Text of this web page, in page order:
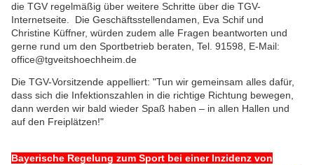
die TGV regelmäßig über weitere Schritte über die TGV-
Internetseite. Die Geschäftsstellendamen, Eva Schif und
Christine Küffner, würden zudem alle Fragen beantworten und
gerne rund um den Sportbetrieb beraten, Tel. 91598, E-Mail:
office@tgveitshoechheim.de
Die TGV-Vorsitzende appelliert: "Tun wir gemeinsam alles dafür,
dass sich die Infektionszahlen in die richtige Richtung bewegen,
dann werden wir bald wieder Spaß haben – in allen Hallen und
auf den Freiplätzen!"
Bayerische Regelung zum Sport bei einer Inzidenz von